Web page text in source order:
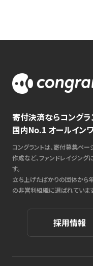
寄付決済ならコングラ
国内No.1 オールイン
コングラントは、寄付募集ペ
作成など、ファンドレイジン
す。
立ち上げたばかりの団体から
の非営利組織に選ばれています
採用情報